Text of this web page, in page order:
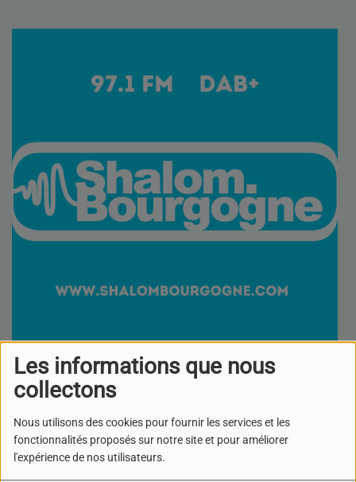
Les informations que nous
collectons
Nous utilisons des cookies pour fournir les services et les
fonctionnalités proposés sur notre site et pour améliorer
l'expérience de nos utilisateurs.
Retrouvez votre émission ''Nouvelles d'Israël"
BONNES NOUVELLES D'ISRAËL-
MAI 2026